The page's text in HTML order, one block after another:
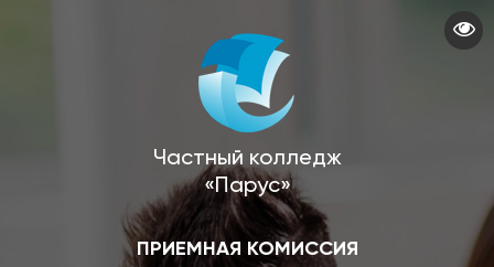
Частный колледж
«Парус»
ПРИЕМНАЯ КОМИССИЯ